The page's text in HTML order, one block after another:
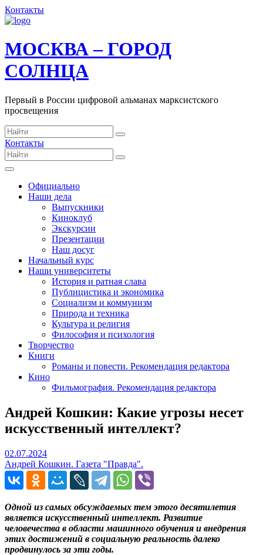
Контакты
МОСКВА – ГОРОД
СОЛНЦА
Первый в России цифровой альманах марксистского
просвещения
Контакты
Официально
Наши дела
Выпускники
Киноклуб
Экскурсии
Презентации
Наш досуг
Начальный курс
Наши университеты
История и ратная слава
Публицистика и экономика
Социализм и коммунизм
Природа и техника
Культура и религия
Философия и психология
Творчество
Книги
Романы и повести. Рекомендация редактора
Кино
Фильмография. Рекомендация редактора
Андрей Кошкин: Какие угрозы несет
искусственный интеллект?
02.07.202402.07.2024
Андрей Кошкин. Газета "Правда".
Одной из самых обсуждаемых тем этого десятилетия
является искусственный интеллект. Развитие
человечества в области машинного обучения и внедрения
этих достижений в социальную реальность далеко
продвинулось за эти годы.